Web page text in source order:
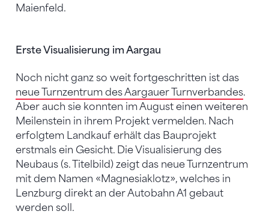
Maienfeld.
Erste Visualisierung im Aargau
Noch nicht ganz so weit fortgeschritten ist das
neue Turnzentrum des Aargauer Turnverbandes.
Aber auch sie konnten im August einen weiteren
Meilenstein in ihrem Projekt vermelden. Nach
erfolgtem Landkauf erhält das Bauprojekt
erstmals ein Gesicht. Die Visualisierung des
Neubaus (s. Titelbild) zeigt das neue Turnzentrum
mit dem Namen «Magnesiaklotz», welches in
Lenzburg direkt an der Autobahn A1 gebaut
werden soll.